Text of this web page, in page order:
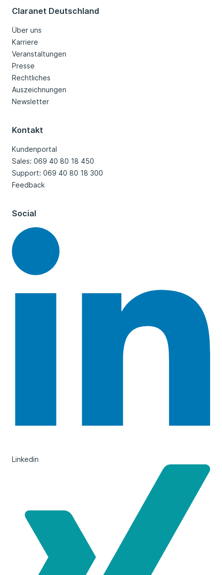
Claranet Deutschland
Über uns
Karriere
Veranstaltungen
Presse
Rechtliches
Auszeichnungen
Newsletter
Kontakt
Kundenportal
Sales: 069 40 80 18 450
Support: 069 40 80 18 300
Feedback
Social
Linkedin